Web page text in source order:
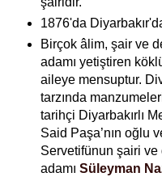
1876'da
Birçok âlim, şair ve
adamı yetiştiren
aileye mensuptur.
tarzında
tarihçi Diyarbakırlı
Said Paşa’nın oğlu
Servetifünun şairi ve
adamı Süleyman